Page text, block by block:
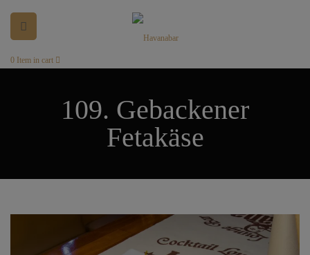
0 Item in cart
109. Gebackener
Fetakäse